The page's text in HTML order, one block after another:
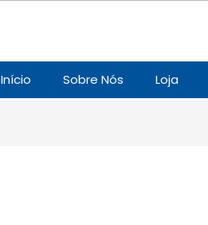
Início Sobre Nós Loja